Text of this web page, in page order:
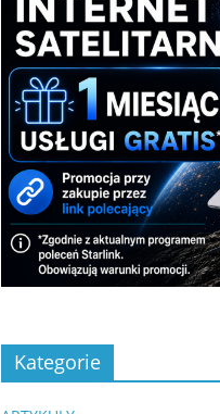
Kategorie